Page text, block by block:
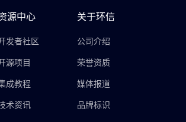
源中心
发者社区
源项目
成教程
术资讯
关于环信
公司介绍
荣誉资质
媒体报道
品牌标识